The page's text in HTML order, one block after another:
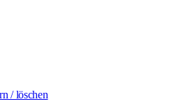
/ löschen